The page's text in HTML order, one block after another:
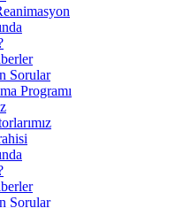
Sorular
Programı
Sorular